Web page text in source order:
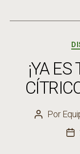
¡YA
Autor
Por